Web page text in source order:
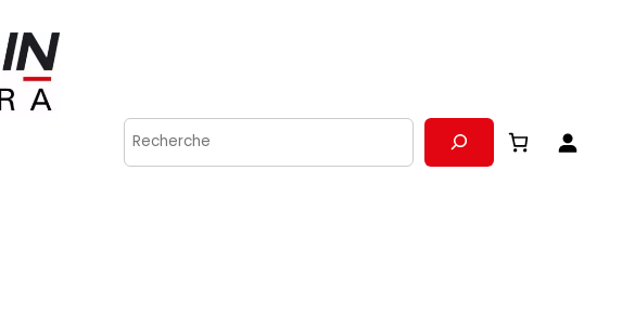
Recherche